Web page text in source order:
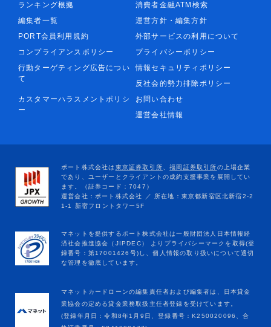
ランキング根拠
消費者金融ATM検索
編集者一覧
運営方針・編集方針
PORT会員利用規約
外部サービスの利用について
コンプライアンスポリシー
プライバシーポリシー
行動ターゲティング広告につい
て
情報セキュリティポリシー
反社会的勢力排除ポリシー
カスタマーハラスメントポリシ
ー
お問い合わせ
運営会社情報
マネットカードローンの編集責任者および編集者は、日本貸金
業協会の定める貸金業務取扱主任者登録を受けています。
(登録年月日：令和8年1月9日、登録番号：K250020096、合